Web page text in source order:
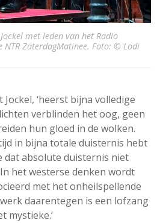
met leden van het Radio
ZaterdagMatinee. Foto: © Lodi
Jockel, ‘heerst bijna volledige
verblinden het oog, geen
hun gloed in de wolken.
in bijna totale duisternis hebt
dat absolute duisternis niet
het westerse denken wordt
met het onheilspellende
daarentegen is een lofzang
mystieke.’